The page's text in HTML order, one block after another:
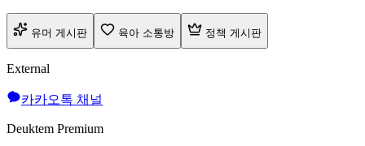
유머 게시판 육아 소통방 정책 게시판
External
카카오톡 채널
Deuktem Premium